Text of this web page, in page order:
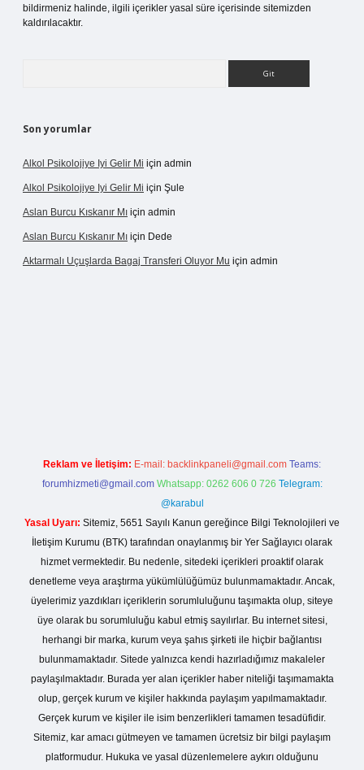
bildirmeniz halinde, ilgili içerikler yasal süre içerisinde sitemizden
kaldırılacaktır.
Son yorumlar
Alkol Psikolojiye Iyi Gelir Mi için admin
Alkol Psikolojiye Iyi Gelir Mi için Şule
Aslan Burcu Kıskanır Mı için admin
Aslan Burcu Kıskanır Mı için Dede
Aktarmalı Uçuşlarda Bagaj Transferi Oluyor Mu için admin
Reklam ve İletişim: E-mail: backlinkpaneli@gmail.com Teams:
forumhizmeti@gmail.com Whatsapp: 0262 606 0 726 Telegram:
@karabul
Yasal Uyarı: Sitemiz, 5651 Sayılı Kanun gereğince Bilgi Teknolojileri ve
İletişim Kurumu (BTK) tarafından onaylanmış bir Yer Sağlayıcı olarak
hizmet vermektedir. Bu nedenle, sitedeki içerikleri proaktif olarak
denetleme veya araştırma yükümlülüğümüz bulunmamaktadır. Ancak,
üyelerimiz yazdıkları içeriklerin sorumluluğunu taşımakta olup, siteye
üye olarak bu sorumluluğu kabul etmiş sayılırlar. Bu internet sitesi,
herhangi bir marka, kurum veya şahıs şirketi ile hiçbir bağlantısı
bulunmamaktadır. Sitede yalnızca kendi hazırladığımız makaleler
paylaşılmaktadır. Burada yer alan içerikler haber niteliği taşımamakta
olup, gerçek kurum ve kişiler hakkında paylaşım yapılmamaktadır.
Gerçek kurum ve kişiler ile isim benzerlikleri tamamen tesadüfidir.
Sitemiz, kar amacı gütmeyen ve tamamen ücretsiz bir bilgi paylaşım
platformudur. Hukuka ve yasal düzenlemelere aykırı olduğunu